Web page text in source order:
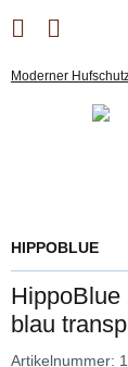
Moderner
HIPPOBLUE
HippoBlue
blau
Artikelnummer: